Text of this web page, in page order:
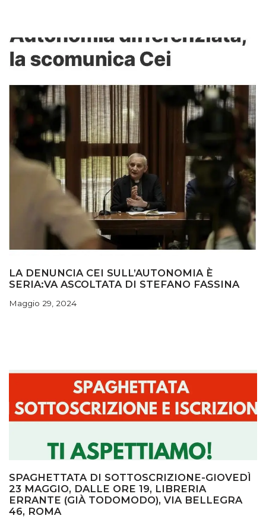
LA DENUNCIA CEI SULL’AUTONOMIA È
SERIA:VA ASCOLTATA DI STEFANO FASSINA
Maggio 29, 2024
SPAGHETTATA DI SOTTOSCRIZIONE-GIOVEDÌ
23 MAGGIO, DALLE ORE 19, LIBRERIA
ERRANTE (GIÀ TODOMODO), VIA BELLEGRA
46, ROMA